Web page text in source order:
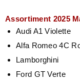
Assortiment 2025
Audi A1 Violette
Alfa Romeo 4C
Lamborghini
Ford GT Verte